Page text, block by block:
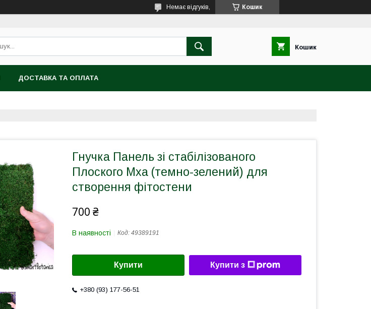
Кошик
Немає відгуків,
Кошик
ДОСТАВКА ТА ОПЛАТА
Гнучка Панель зі стабілізованого
Плоского Мха (темно-зелений) для
створення фітостени
700 ₴
В наявності Код: 49389191
Купити Купити з
+380 (93) 177-56-51